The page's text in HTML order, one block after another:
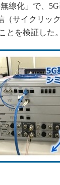
財マネジメント
海外生産
御セキュリティ
型コロナへの対応
線化」で、
サイクリッ
とを検証した。